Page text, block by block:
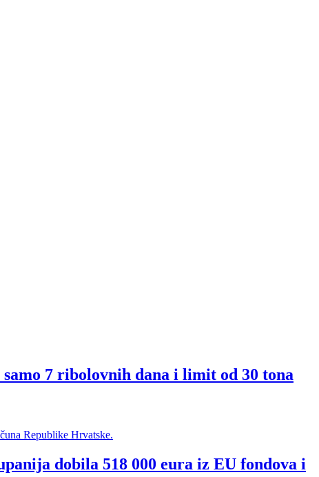
7 ribolovnih dana i limit od 30 tona
dobila 518 000 eura iz EU fondova i